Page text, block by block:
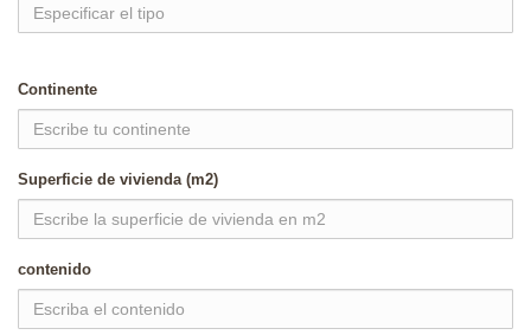
Continente
Superficie de vivienda (m2)
contenido